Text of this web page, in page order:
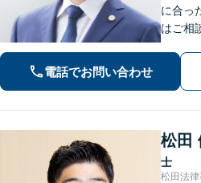
に合っ
はご相
電話でお問い合わせ
松田
士
松田法